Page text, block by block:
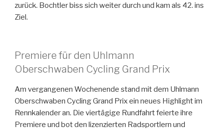
zurück. Bochtler biss sich weiter durch und kam als 42. ins
Ziel.
Premiere für den Uhlmann
Oberschwaben Cycling Grand Prix
Am vergangenen Wochenende stand mit dem Uhlmann
Oberschwaben Cycling Grand Prix ein neues Highlight im
Rennkalender an. Die viertägige Rundfahrt feierte ihre
Premiere und bot den lizenzierten Radsportlern und